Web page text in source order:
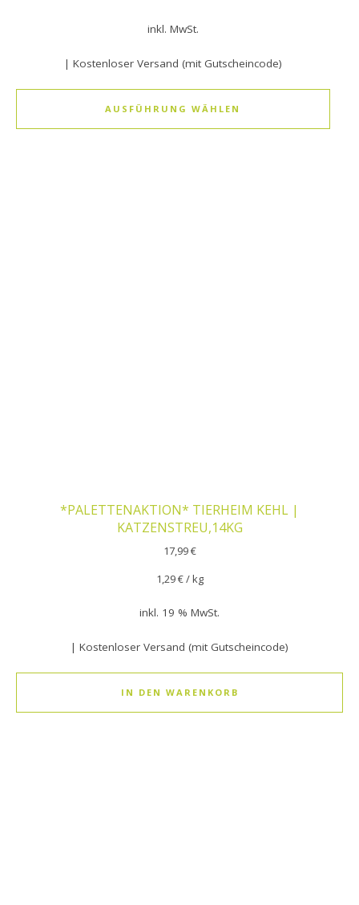
inkl. MwSt.
| Kostenloser Versand (mit Gutscheincode)
AUSFÜHRUNG WÄHLEN
*PALETTENAKTION* TIERHEIM KEHL |
KATZENSTREU,14KG
17,99€
1,29€/kg
inkl. 19 % MwSt.
| Kostenloser Versand (mit Gutscheincode)
IN DEN WARENKORB